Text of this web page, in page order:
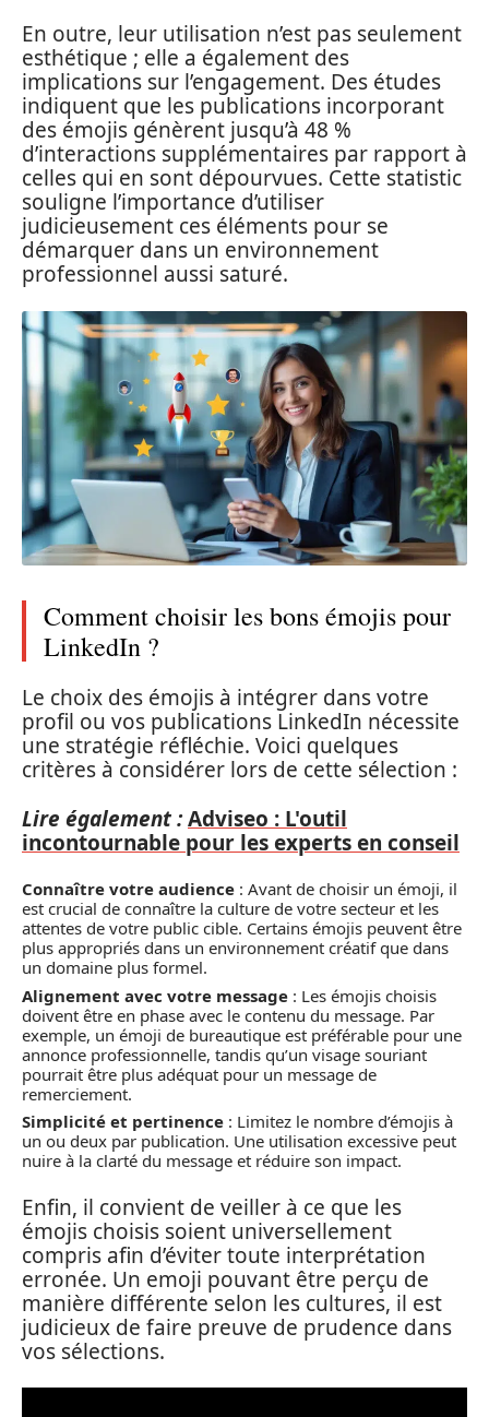
En outre, leur utilisation n’est pas seulement
esthétique ; elle a également des
implications sur l’engagement. Des études
indiquent que les publications incorporant
des émojis génèrent jusqu’à 48 %
d’interactions supplémentaires par rapport à
celles qui en sont dépourvues. Cette statistic
souligne l’importance d’utiliser
judicieusement ces éléments pour se
démarquer dans un environnement
professionnel aussi saturé.
Comment choisir les bons émojis pour
LinkedIn ?
Le choix des émojis à intégrer dans votre
profil ou vos publications LinkedIn nécessite
une stratégie réfléchie. Voici quelques
critères à considérer lors de cette sélection :
Lire également :Adviseo : L'outil
incontournable pour les experts en conseil
Connaître votre audience : Avant de choisir un émoji, il
est crucial de connaître la culture de votre secteur et les
attentes de votre public cible. Certains émojis peuvent être
plus appropriés dans un environnement créatif que dans
un domaine plus formel.
Alignement avec votre message : Les émojis choisis
doivent être en phase avec le contenu du message. Par
exemple, un émoji de bureautique est préférable pour une
annonce professionnelle, tandis qu’un visage souriant
pourrait être plus adéquat pour un message de
remerciement.
Simplicité et pertinence : Limitez le nombre d’émojis à
un ou deux par publication. Une utilisation excessive peut
nuire à la clarté du message et réduire son impact.
Enfin, il convient de veiller à ce que les
émojis choisis soient universellement
compris afin d’éviter toute interprétation
erronée. Un emoji pouvant être perçu de
manière différente selon les cultures, il est
judicieux de faire preuve de prudence dans
vos sélections.